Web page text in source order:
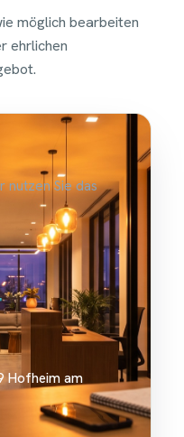
möglich bearbeiten
ehrlichen
nutzen Sie das
Hofheim am